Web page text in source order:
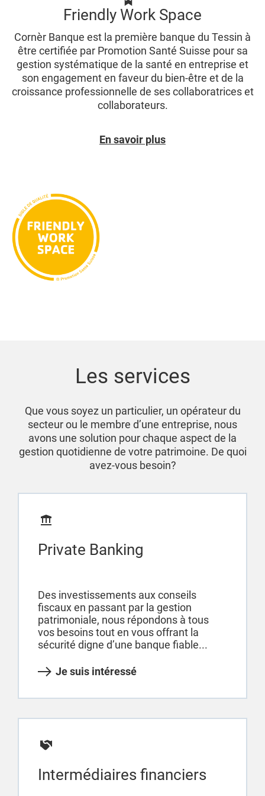
Friendly Work Space
Cornèr Banque est la première banque du Tessin à
être certifiée par Promotion Santé Suisse pour sa
gestion systématique de la santé en entreprise et
son engagement en faveur du bien-être et de la
croissance professionnelle de ses collaboratrices et
collaborateurs.
En savoir plus
Les services
Que vous soyez un particulier, un opérateur du
secteur ou le membre d’une entreprise, nous
avons une solution pour chaque aspect de la
gestion quotidienne de votre patrimoine. De quoi
avez-vous besoin?
Private Banking
Des investissements aux conseils
fiscaux en passant par la gestion
patrimoniale, nous répondons à tous
vos besoins tout en vous offrant la
sécurité digne d’une banque fiable...
Je suis intéressé
Intermédiaires financiers